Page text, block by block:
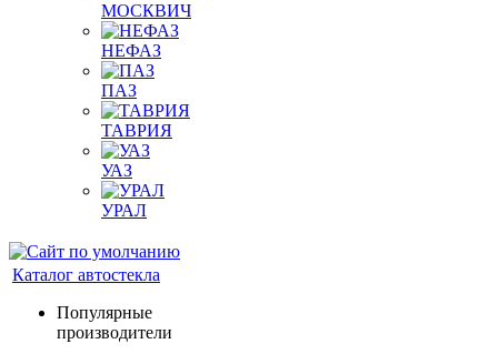
МОСКВИЧ
НЕФАЗ
ПАЗ
ТАВРИЯ
УАЗ
УРАЛ
Каталог автостекла
Популярные
производители